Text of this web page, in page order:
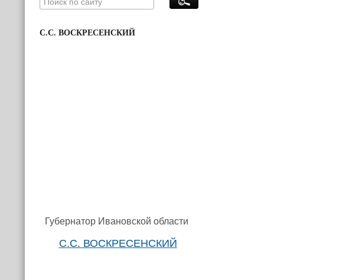
С.С. ВОСКРЕСЕНСКИЙ
Губернатор Ивановской области
С.С. ВОСКРЕСЕНСКИЙ